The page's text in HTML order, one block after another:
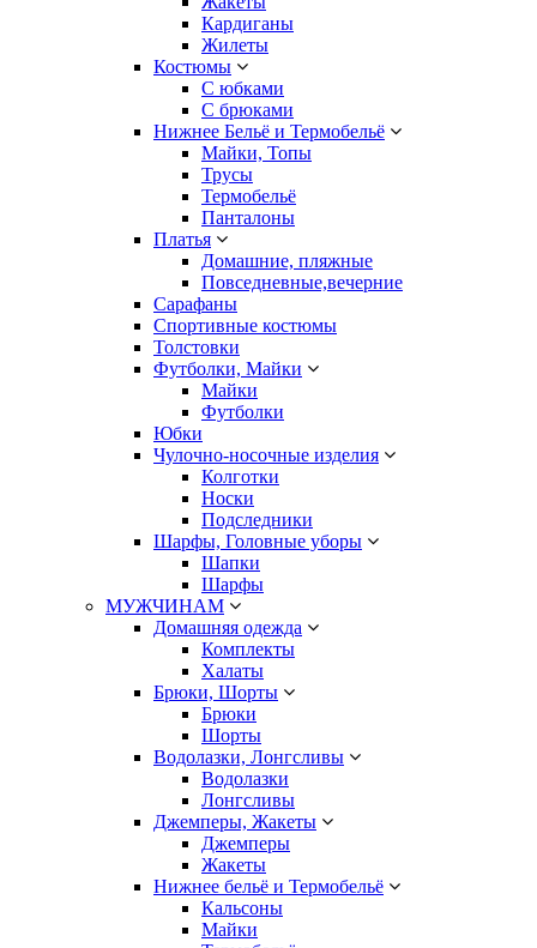
Кардиганы
Жилеты
Костюмы
С юбками
С брюками
Нижнее Бельё и Термобельё
Майки, Топы
Трусы
Термобельё
Панталоны
Платья
Домашние, пляжные
Повседневные,вечерние
Сарафаны
Спортивные костюмы
Толстовки
Футболки, Майки
Майки
Футболки
Юбки
Чулочно-носочные изделия
Колготки
Носки
Подследники
Шарфы, Головные уборы
Шапки
Шарфы
МУЖЧИНАМ
Домашняя одежда
Комплекты
Халаты
Брюки, Шорты
Брюки
Шорты
Водолазки, Лонгсливы
Водолазки
Лонгсливы
Джемперы, Жакеты
Джемперы
Жакеты
Нижнее бельё и Термобельё
Кальсоны
Майки